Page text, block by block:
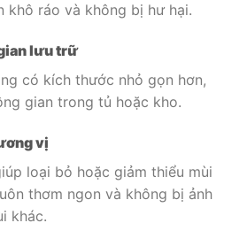
khô ráo và không bị hư hại.
lưu trữ
có kích thước nhỏ gọn hơn,
gian trong tủ hoặc kho.
vị
loại bỏ hoặc giảm thiểu mùi
thơm ngon và không bị ảnh
khác.